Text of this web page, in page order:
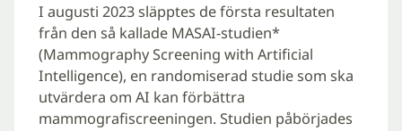
I augusti 2023 släpptes de första resultaten
från den så kallade MASAI-studien*
(Mammography Screening with Artificial
Intelligence), en randomiserad studie som ska
utvärdera om AI kan förbättra
mammografiscreeningen. Studien påbörjades